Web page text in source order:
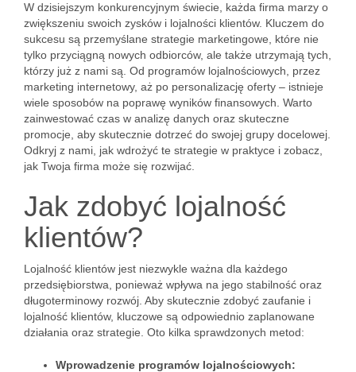
W dzisiejszym konkurencyjnym świecie, każda firma marzy o
zwiększeniu swoich zysków i lojalności klientów. Kluczem do
sukcesu są przemyślane strategie marketingowe, które nie
tylko przyciągną nowych odbiorców, ale także utrzymają tych,
którzy już z nami są. Od programów lojalnościowych, przez
marketing internetowy, aż po personalizację oferty – istnieje
wiele sposobów na poprawę wyników finansowych. Warto
zainwestować czas w analizę danych oraz skuteczne
promocje, aby skutecznie dotrzeć do swojej grupy docelowej.
Odkryj z nami, jak wdrożyć te strategie w praktyce i zobacz,
jak Twoja firma może się rozwijać.
Jak zdobyć lojalność
klientów?
Lojalność klientów jest niezwykle ważna dla każdego
przedsiębiorstwa, ponieważ wpływa na jego stabilność oraz
długoterminowy rozwój. Aby skutecznie zdobyć zaufanie i
lojalność klientów, kluczowe są odpowiednio zaplanowane
działania oraz strategie. Oto kilka sprawdzonych metod:
Wprowadzenie programów lojalnościowych: